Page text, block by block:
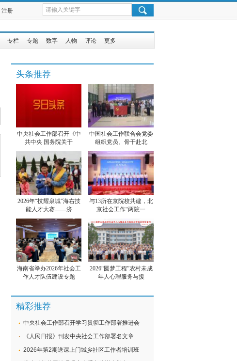
注册
专栏 专题 数字 人物 评论 更多
头条推荐
中央社会工作部召开《中
共中央 国务院关于
中国社会工作联合会党委
组织党员、骨干赴北
2026年“技耀泉城”海右技
能人才大赛——济
与13所在京院校共建，北
京社会工作“两院一
海南省举办2026年社会工
作人才队伍建设专题
2026“圆梦工程”农村未成
年人心理服务与援
精彩推荐
中央社会工作部召开学习贯彻工作部署推进会
《人民日报》刊发中央社会工作部署名文章
2026年第2期送课上门城乡社区工作者培训班